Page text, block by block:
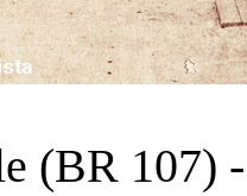
(BR 107)